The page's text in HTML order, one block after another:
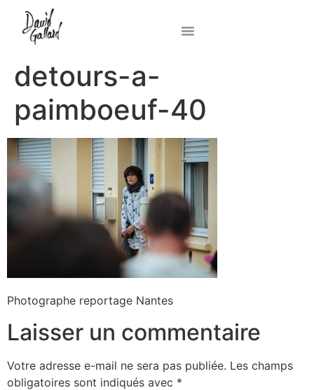
detours-a-
paimboeuf-40
Photographe reportage Nantes
Laisser un commentaire
Votre adresse e-mail ne sera pas publiée. Les champs
obligatoires sont indiqués avec *